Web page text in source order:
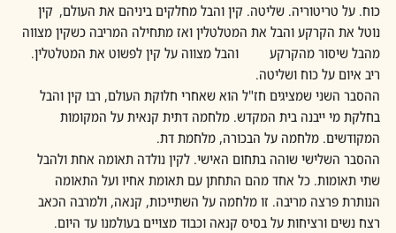
כוח. על טריטוריה. שליטה. קין והבל מחלקים ביניהם את העולם,  קין
נוטל את הקרקע והבל את המטלטלין ואז מתחילה המריבה כשקין מצווה
מהבל שיסור מהקרקע          והבל מצווה על קין לפשוט את המטלטלין.
ריב איום על כוח ושליטה.
ההסבר השני שמציגים חז"ל הוא שאחרי חלוקת העולם, רבו קין והבל
בחלקת מי ייבנה בית המקדש. מלחמה דתית קנאית על המקומות
המקודשים. מלחמה על הבכורה, מלחמת דת.
ההסבר השלישי שוהה בתחום האישי. לקין נולדה תאומה אחת ולהבל
שתי תאומות. כל אחד מהם התחתן עם תאומת אחיו ועל התאומה
הנותרת פרצה מריבה. זו מלחמה על השתייכות, קנאה, ולמרבה הכאב
רצח נשים ורציחות על בסיס קנאה וכבוד מצויים בעולמנו עד היום.